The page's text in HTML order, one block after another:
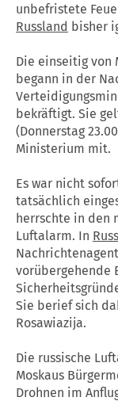
unbefristete
Russland bisher
Die einseitig von
begann in der
bekräftigt. Sie
(Donnerstag
Ministerium mit.
Es war nicht
tatsächlich
herrschte in den
Luftalarm. In
vorübergehende
Sie berief sich
Rosawiazija.
Die russische
Moskaus
Drohnen im